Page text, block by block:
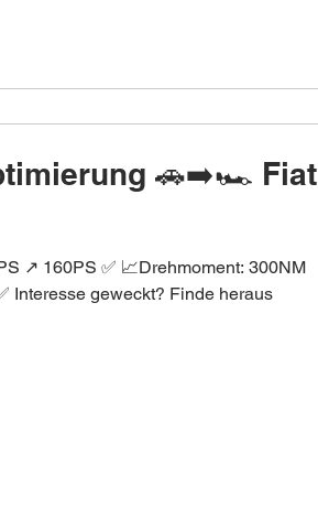
🚗➡️🏎 Fiat
↗️ 160PS ✅ 📈Drehmoment: 300NM
Interesse geweckt? Finde heraus